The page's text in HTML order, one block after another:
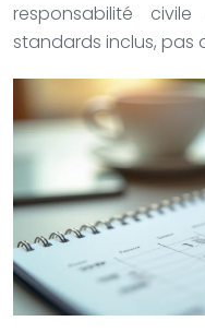
responsabilité
standards inclus, pas